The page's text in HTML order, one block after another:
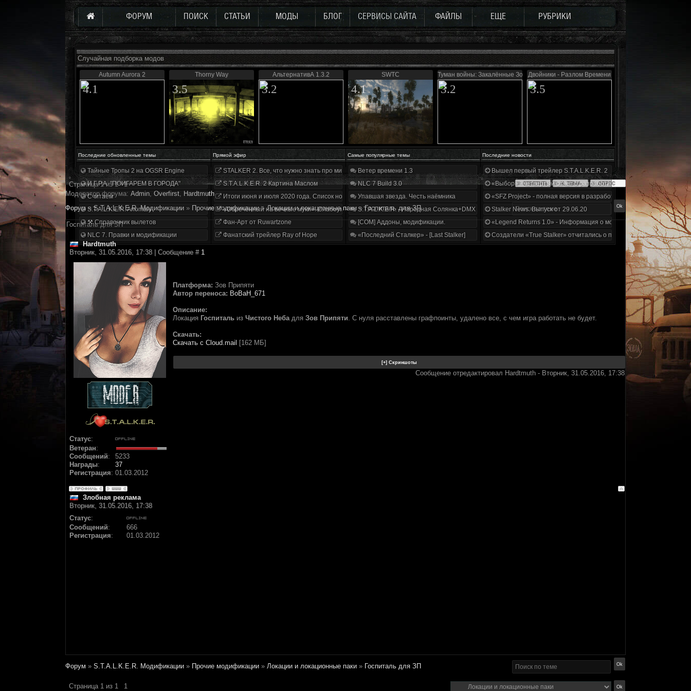
ФОРУМ ПОИСК СТАТЬИ МОДЫ БЛОГ СЕРВИСЫ САЙТА ФАЙЛЫ ЕЩЕ РУБРИКИ
Случайная подборка модов
Autumn Aurora 2
4.1
Thorny Way
3.5
АльтернативА 1.3.2
3.2
SWTC
4.1
Туман войны: Закалённые Зоной
3.2
Двойники - Разлом Времени
3.5
Последние обновленные темы Прямой эфир Самые популярные темы Последние новости
Тайные Тропы 2 на OGSR Engine
И.Г.Р.А. "ПОИГАРЕМ В ГОРОДА"
Считаем
S.T.A.L.K.E.R. Anomaly
⚒ Справочник вылетов
NLC 7. Правки и модификации
STALKER 2. Все, что нужно знать про мир, геймплей и сюжет | Разбор трейлера
S.T.A.L.K.E.R. 2 Картина Маслом
Итоги июня и июля 2020 года. Список нововведений
«Обречённый на вечные муки». Слабоумие и отвага
Фан-Арт от Ruwartzone
Фанатский трейлер Ray of Hope
Ветер времени 1.3
NLC 7 Build 3.0
Упавшая звезда. Честь наёмника
S.T.A.L.K.E.R. - Народная Солянка+DMX 1.3.5.ООП.МА.К.
[COM] Аддоны, модификации.
«Последний Сталкер» - [Last Stalker]
Вышел первый трейлер S.T.A.L.K.E.R. 2
«Выбор» - четвертый отчет о разработке!
«SFZ Project» - полная версия в разработке!
Stalker News. Выпуск от 29.06.20
«Legend Returns 1.0» - Информация о моде за июнь 2020
Создатели «True Stalker» отчитались о проделанной работе
Страница1из1
1
Модератор форума: Аdmin, Overfirst, Hardtmuth
Форум » S.T.A.L.K.E.R. Модификации » Прочие модификации » Локации и локационные паки » Госпиталь для ЗП
Госпиталь для ЗП
Hardtmuth
Вторник, 31.05.2016, 17:38 | Сообщение # 1
Статус:
Ветеран:
Сообщений:
5233
Награды:
37
Регистрация: 01.03.2012
Платформа: Зов Припяти
Автор переноса: BoBaH_671
Описание:
Локация Госпиталь из Чистого Небадля Зов Припяти. С нуля расставлены графпоинты, удалено все, с чем игра работать не будет.
Скачать:
Скачать с Сloud.mail
[162 МБ]
Сообщение отредактировал Hardtmuth - Вторник, 31.05.2016, 17:38
Злобная реклама
Вторник, 31.05.2016, 17:38
Статус:
Сообщений:
666
Регистрация: 01.03.2012
Форум » S.T.A.L.K.E.R. Модификации » Прочие модификации » Локации и локационные паки » Госпиталь для ЗП
Страница 1 из 1 1